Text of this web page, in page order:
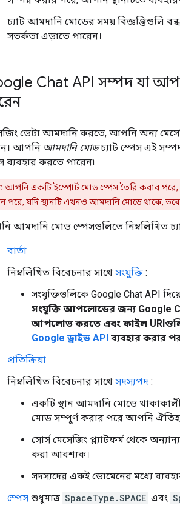
চ্যাট আমদানি মোডের সময় বিজ্ঞপ্তিগুলি
সতর্কতা এড়াতে পারেন।
Chat API সম্পদ যা
ডেটা আমদানি করতে, আপনি অন্য
আপনি আমদানি মোডচ্যাট স্পেস এই
ব্যবহার করতে পারেন৷
আপনি একটি ইম্পোর্ট মোড স্পেস তৈরি করার পরে,
পরে, যদি স্থানটি এখনও আমদানি মোডে থাকে, তবে
আমদানি মোড স্পেসগুলিতে নিম্নলিখিত
বার্তা
নিম্নলিখিত বিবেচনার সাথে সংযুক্তি :
সংযুক্তিগুলিকে Google Chat API
সংযুক্তি আপলোডের জন্য Google
আপলোড করতে এবং ফাইল URIগুলিকে
Google ড্রাইভ API ব্যবহার করার
প্রতিক্রিয়া
নিম্নলিখিত বিবেচনার সাথে সদস্যপদ :
একটি স্থান আমদানি মোডে
মোড সম্পূর্ণ করার পরে আপনি
সোর্স মেসেজিং প্ল্যাটফর্ম থেকে
করা আবশ্যক।
সদস্যদের একই ডোমেনের মধ্যে
স্পেস শুধুমাত্র SpaceType.SPACE এবং